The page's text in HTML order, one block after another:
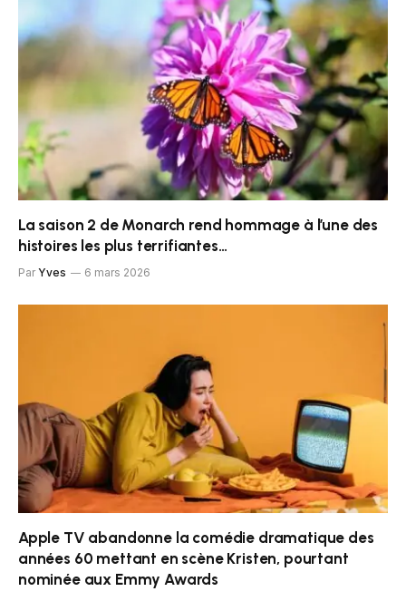
La saison 2 de Monarch rend hommage à l’une des
histoires les plus terrifiantes…
Par Yves 6 mars 2026
Apple TV abandonne la comédie dramatique des
années 60 mettant en scène Kristen, pourtant
nominée aux Emmy Awards